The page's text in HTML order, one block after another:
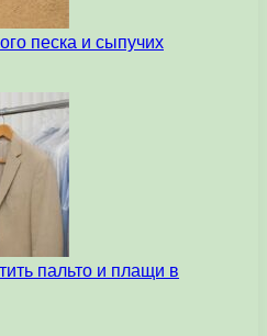
песка и сыпучих
пальто и плащи в